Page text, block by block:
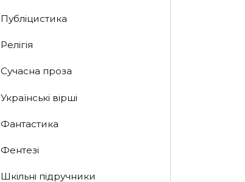
Публіцистика
Релігія
Сучасна проза
Українські вірші
Фантастика
Фентезі
Шкільні підручники